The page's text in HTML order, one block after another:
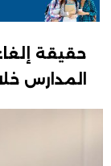
حقيقة
المدارس